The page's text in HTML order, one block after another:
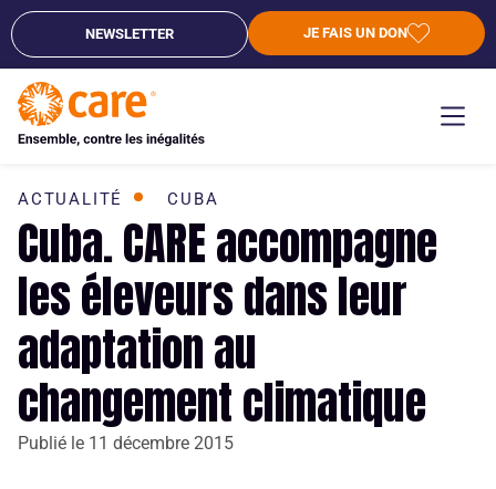
NEWSLETTER JE FAIS UN DON
ACTUALITÉ CUBA
Cuba. CARE accompagne
les éleveurs dans leur
adaptation au
changement climatique
Publié le 11 décembre 2015